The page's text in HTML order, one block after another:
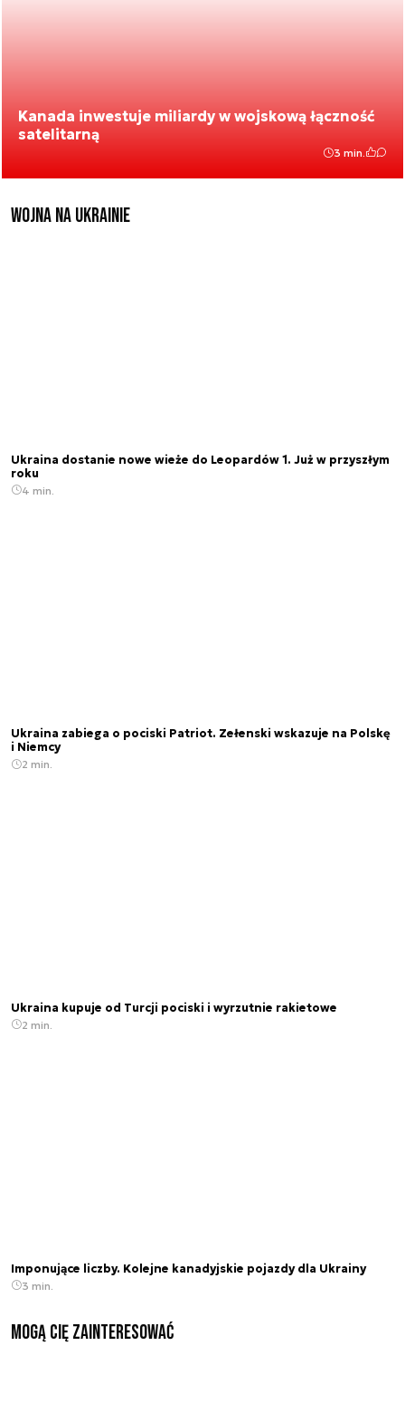
Kanada inwestuje miliardy w wojskową łączność
satelitarną
3 min.
Wojna na Ukrainie
Ukraina dostanie nowe wieże do Leopardów 1. Już w przyszłym
roku
4 min.
Ukraina zabiega o pociski Patriot. Zełenski wskazuje na Polskę
i Niemcy
2 min.
Ukraina kupuje od Turcji pociski i wyrzutnie rakietowe
2 min.
Imponujące liczby. Kolejne kanadyjskie pojazdy dla Ukrainy
3 min.
Mogą Cię zainteresować